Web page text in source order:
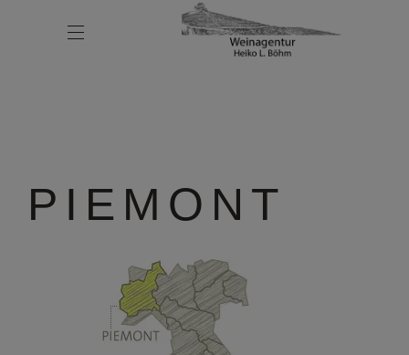
PIEMONT